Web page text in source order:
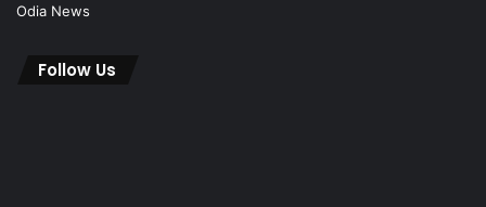
Odia News
Follow Us